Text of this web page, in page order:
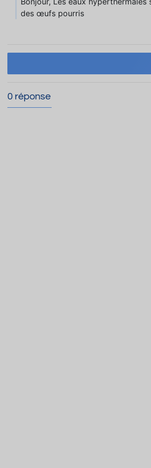
des œufs pourris
0 réponse